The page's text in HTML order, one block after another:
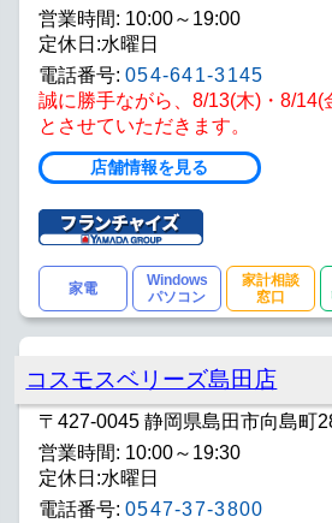
営業時間: 10:00～19:00
定休日:水曜日
電話番号: 054-641-3145
誠に勝手ながら、8/13(木)・8/14(
とさせていただきます。
店舗情報を見る
家電
Windows
パソコン
家計相談
窓口
コスモスベリーズ島田店
〒427-0045 静岡県島田市向島町
営業時間: 10:00～19:30
定休日:水曜日
電話番号: 0547-37-3800